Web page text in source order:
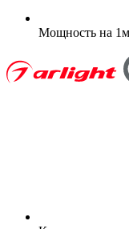
Мощность на 1м